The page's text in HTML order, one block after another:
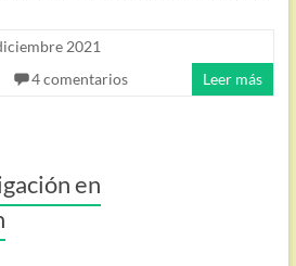
2021
4 comentarios Leer más
en